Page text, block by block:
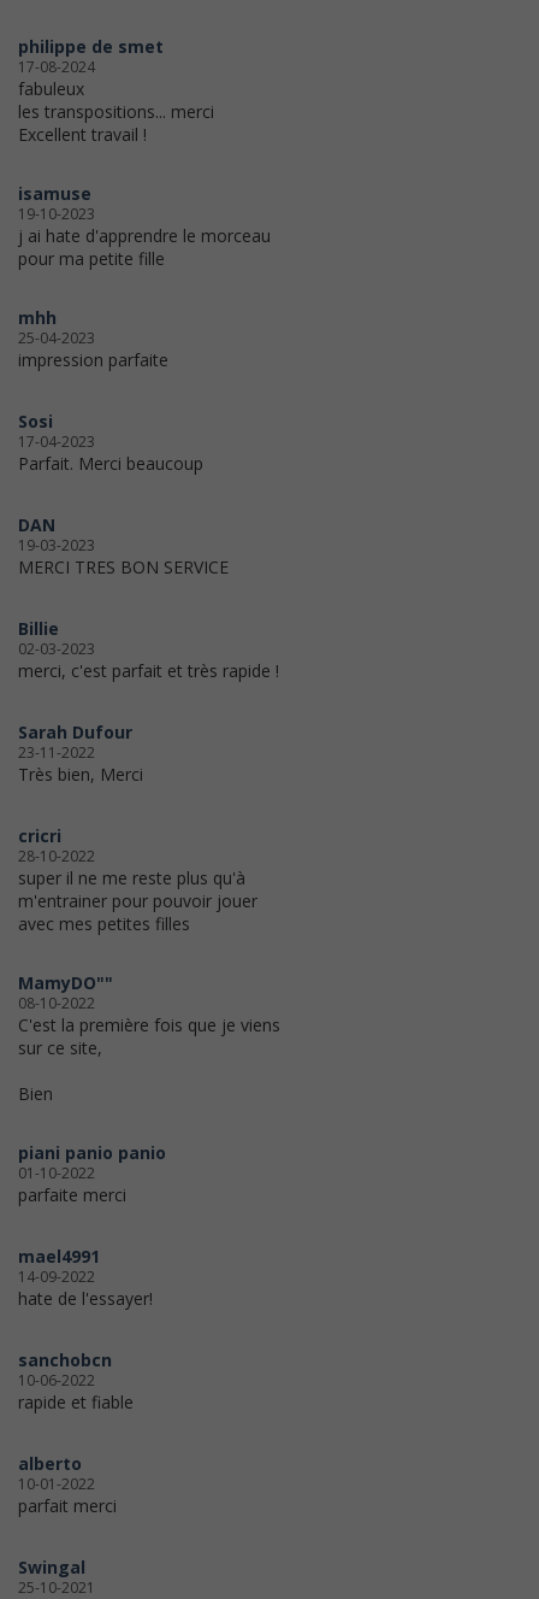
philippe de smet
17-08-2024
fabuleux
les transpositions... merci
Excellent travail !
isamuse
19-10-2023
j ai hate d'apprendre le morceau
pour ma petite fille
mhh
25-04-2023
impression parfaite
Sosi
17-04-2023
Parfait. Merci beaucoup
DAN
19-03-2023
MERCI TRES BON SERVICE
Billie
02-03-2023
merci, c'est parfait et très rapide !
Sarah Dufour
23-11-2022
Très bien, Merci
cricri
28-10-2022
super il ne me reste plus qu'à
m'entrainer pour pouvoir jouer
avec mes petites filles
MamyDO""
08-10-2022
C'est la première fois que je viens
sur ce site,
Bien
piani panio panio
01-10-2022
parfaite merci
mael4991
14-09-2022
hate de l'essayer!
sanchobcn
10-06-2022
rapide et fiable
alberto
10-01-2022
parfait merci
Swingal
25-10-2021